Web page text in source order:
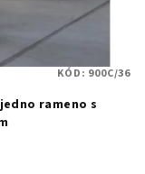
rameno s
KÓD: 900C/36